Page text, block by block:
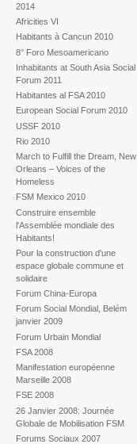
2014
Africities VI
Habitants à Cancun 2010
8° Foro Mesoamericano
Inhabitants at South Asia Social
Forum 2011
Habitantes al FSA 2010
European Social Forum 2010
USSF 2010
Rio 2010
March to Fulfill the Dream, New
Orleans – Voices of the
Homeless
FSM Mexico 2010
Construire ensemble
l'Assemblée mondiale des
Habitants!
Pour la construction d'une
espace globale commune et
solidaire
Forum China-Europa
Forum Social Mondial, Belém
janvier 2009
Forum Urbain Mondial
FSA 2008
Manifestation européenne
Marseille 2008
FSE 2008
26 Janvier 2008: Journée
Globale de Mobilisation FSM
Forums Sociaux 2007